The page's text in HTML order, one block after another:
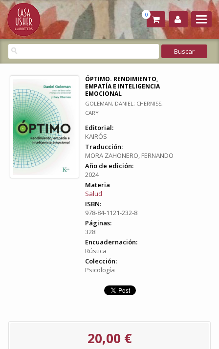
0
ÓPTIMO. RENDIMIENTO,
EMPATÍA E INTELIGENCIA
EMOCIONAL
GOLEMAN, DANIEL; CHERNISS,
CARY
Editorial:
KAIRÓS
Traducción:
MORA ZAHONERO, FERNANDO
Año de edición:
2024
Materia
Salud
ISBN:
978-84-1121-232-8
Páginas:
328
Encuadernación:
Rústica
Colección:
Psicología
20,00 €